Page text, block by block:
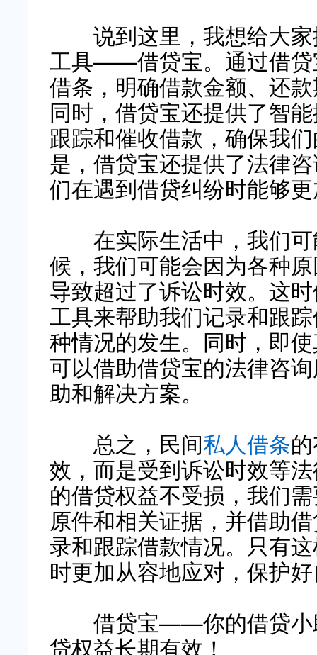
说到这里，我想给大家
工具——借贷宝。通过借贷
借条，明确借款金额、还
同时，借贷宝还提供了智
跟踪和催收借款，确保我
是，借贷宝还提供了法律
们在遇到借贷纠纷时能够
在实际生活中，我们可
候，我们可能会因为各种
导致超过了诉讼时效。这
工具来帮助我们记录和跟
种情况的发生。同时，即
可以借助借贷宝的法律咨
助和解决方案。
总之，民间私人借条
效，而是受到诉讼时效等
的借贷权益不受损，我们
原件和相关证据，并借助
录和跟踪借款情况。只有
时更加从容地应对，保护
借贷宝——你的借贷小
贷权益长期有效！